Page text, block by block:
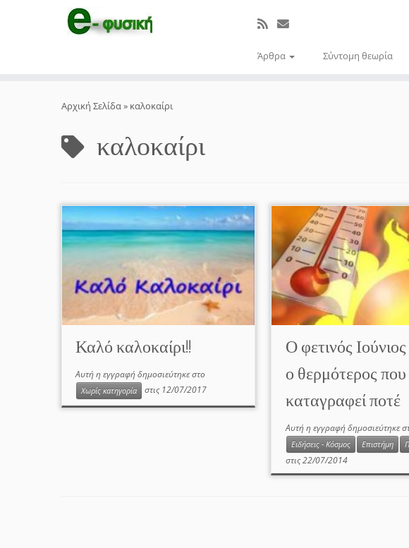
Άρθρα Σύντομη θεωρία
Αρχική Σελίδα» καλοκαίρι
καλοκαίρι
Καλό καλοκαίρι!!
Αυτή η εγγραφή δημοσιεύτηκε στο
Χωρίς κατηγορία στις 12/07/2017
Ο φετινός
ο θερμότερος που
καταγραφεί ποτέ
Αυτή η εγγραφή δημοσιεύτηκε
Ειδήσεις - Κόσμος Επιστήμη
στις22/07/2014